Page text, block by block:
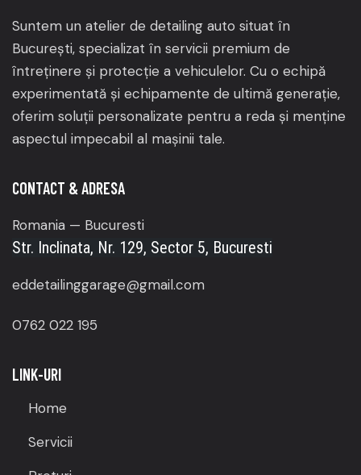
Suntem un atelier de detailing auto situat în
București, specializat în servicii premium de
întreținere și protecție a vehiculelor. Cu o echipă
experimentată și echipamente de ultimă generație,
oferim soluții personalizate pentru a reda și menține
aspectul impecabil al mașinii tale.
CONTACT & ADRESA
Romania — Bucuresti
Str. Inclinata, Nr. 129, Sector 5, Bucuresti
eddetailinggarage@gmail.com
0762 022 195
LINK-URI
Home
Servicii